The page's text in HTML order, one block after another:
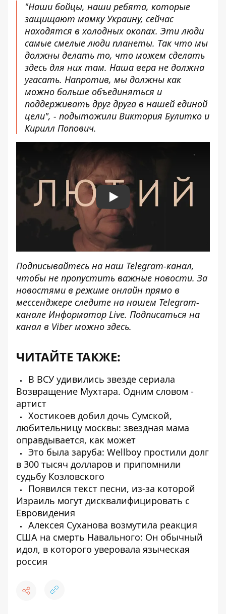
"Наши бойцы, наши ребята, которые
защищают мамку Украину, сейчас
находятся в холодных окопах. Эти люди
самые смелые люди планеты. Так что мы
должны делать то, что можем сделать
здесь для них там. Наша вера не должна
угасать. Напротив, мы должны как
можно больше объединяться и
поддерживать друг друга в нашей единой
цели", - подытожили Виктория Булитко и
Кирилл Попович.
Play
Подписывайтесь на наш Telegram-канал,
чтобы не пропустить важные новости. За
новостями в режиме онлайн прямо в
мессенджере следите на нашем Telegram-
канале Информатор Live. Подписаться на
канал в Viber можно здесь.
ЧИТАЙТЕ ТАКЖЕ:
В ВСУ удивились звезде сериала
Возвращение Мухтара. Одним словом -
артист
Хостикоев добил дочь Сумской,
любительницу москвы: звездная мама
оправдывается, как может
Это была заруба: Wellboy простили долг
в 300 тысяч долларов и припомнили
судьбу Козловского
Появился текст песни, из-за которой
Израиль могут дисквалифицировать с
Евровидения
Алексея Суханова возмутила реакция
США на смерть Навального: Он обычный
идол, в которого уверовала языческая
россия